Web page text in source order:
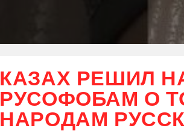
КАЗАХ РЕШИЛ
РУСОФОБАМ О
НАРОДАМ